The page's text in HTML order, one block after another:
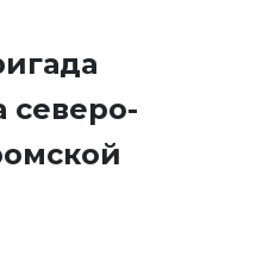
северо-